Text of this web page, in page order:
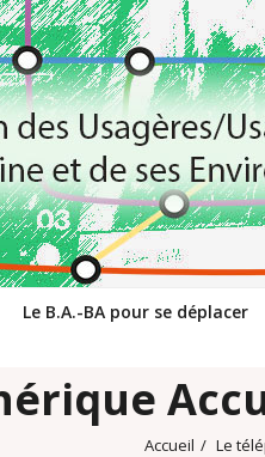
Le B.A.-BA pour se déplacer
Accueil / Le